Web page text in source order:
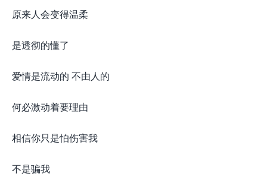
原来人会变得温柔
是透彻的懂了
爱情是流动的 不由人的
何必激动着要理由
相信你只是怕伤害我
不是骗我